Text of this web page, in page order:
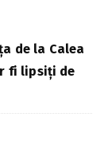
de la Calea
fi lipsiți de